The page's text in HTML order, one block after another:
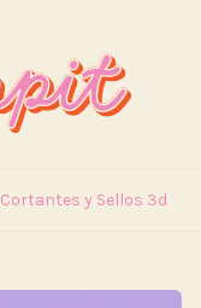
Cortantes y Sellos 3d